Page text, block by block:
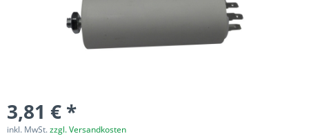
3,81 € *
inkl. MwSt.zzgl. Versandkosten